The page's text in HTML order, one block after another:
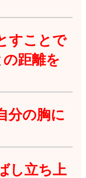
すことで
距離を
分の胸に
し立ち上